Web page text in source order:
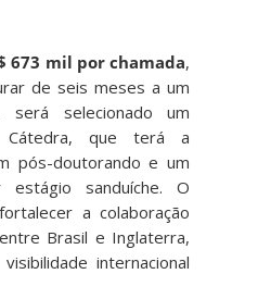
673 mil por chamada,
de seis meses a um
será selecionado um
Cátedra, que terá a
pós-doutorando e um
estágio sanduíche. O
a colaboração
Brasil e Inglaterra,
internacional